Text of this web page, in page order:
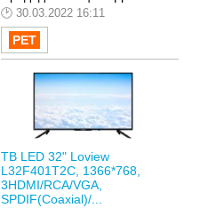
30.03.2022 16:11
ТВ LED 32" Loview
L32F401T2C, 1366*768,
3HDMI/RCA/VGA,
SPDIF(Coaxial)/...